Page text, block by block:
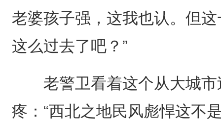
老婆孩子强，这我也认。但
这么过去了吧？”
老警卫看着这个从大城市
疼：“西北之地民风彪悍这不